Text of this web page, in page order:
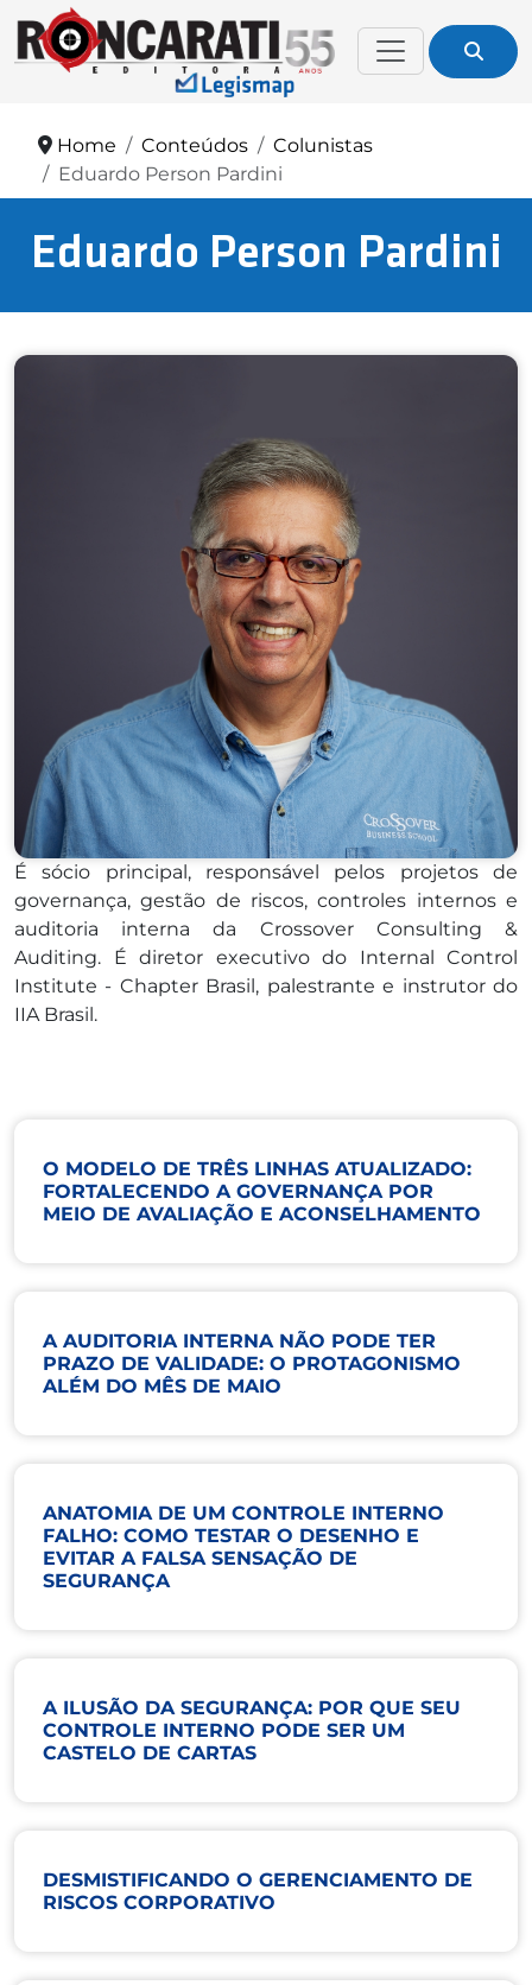
Home Conteúdos
Colunistas
Eduardo Person Pardini
Eduardo Person Pardini
É sócio principal, responsável pelos projetos de
governança, gestão de riscos, controles internos e
auditoria interna da Crossover Consulting &
Auditing. É diretor executivo do Internal Control
Institute - Chapter Brasil, palestrante e instrutor do
IIA Brasil.
O MODELO DE TRÊS LINHAS ATUALIZADO:
FORTALECENDO A GOVERNANÇA POR
MEIO DE AVALIAÇÃO E ACONSELHAMENTO
A AUDITORIA INTERNA NÃO PODE TER
PRAZO DE VALIDADE: O PROTAGONISMO
ALÉM DO MÊS DE MAIO
ANATOMIA DE UM CONTROLE INTERNO
FALHO: COMO TESTAR O DESENHO E
EVITAR A FALSA SENSAÇÃO DE
SEGURANÇA
A ILUSÃO DA SEGURANÇA: POR QUE SEU
CONTROLE INTERNO PODE SER UM
CASTELO DE CARTAS
DESMISTIFICANDO O GERENCIAMENTO DE
RISCOS CORPORATIVO